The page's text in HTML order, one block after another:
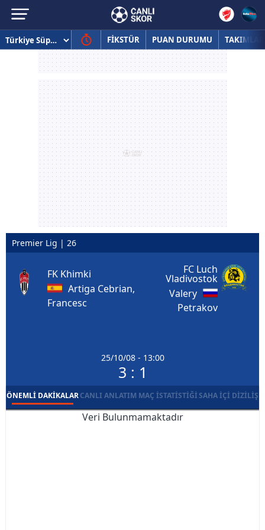
FİKSTÜR PUAN DURUMU TAKIMLAR
Premier Lig | 26
FK Khimki
Artiga Cebrian,
Francesc
25/10/08 - 13:00
3 : 1
FC Luch
Vladivostok
Valery
Petrakov
ÖNEMLI DAKIKALARCANLI ANLATIM MAÇ İSTATISTIĞISAHA İÇI DIZILIŞ
Veri Bulunmamaktadır